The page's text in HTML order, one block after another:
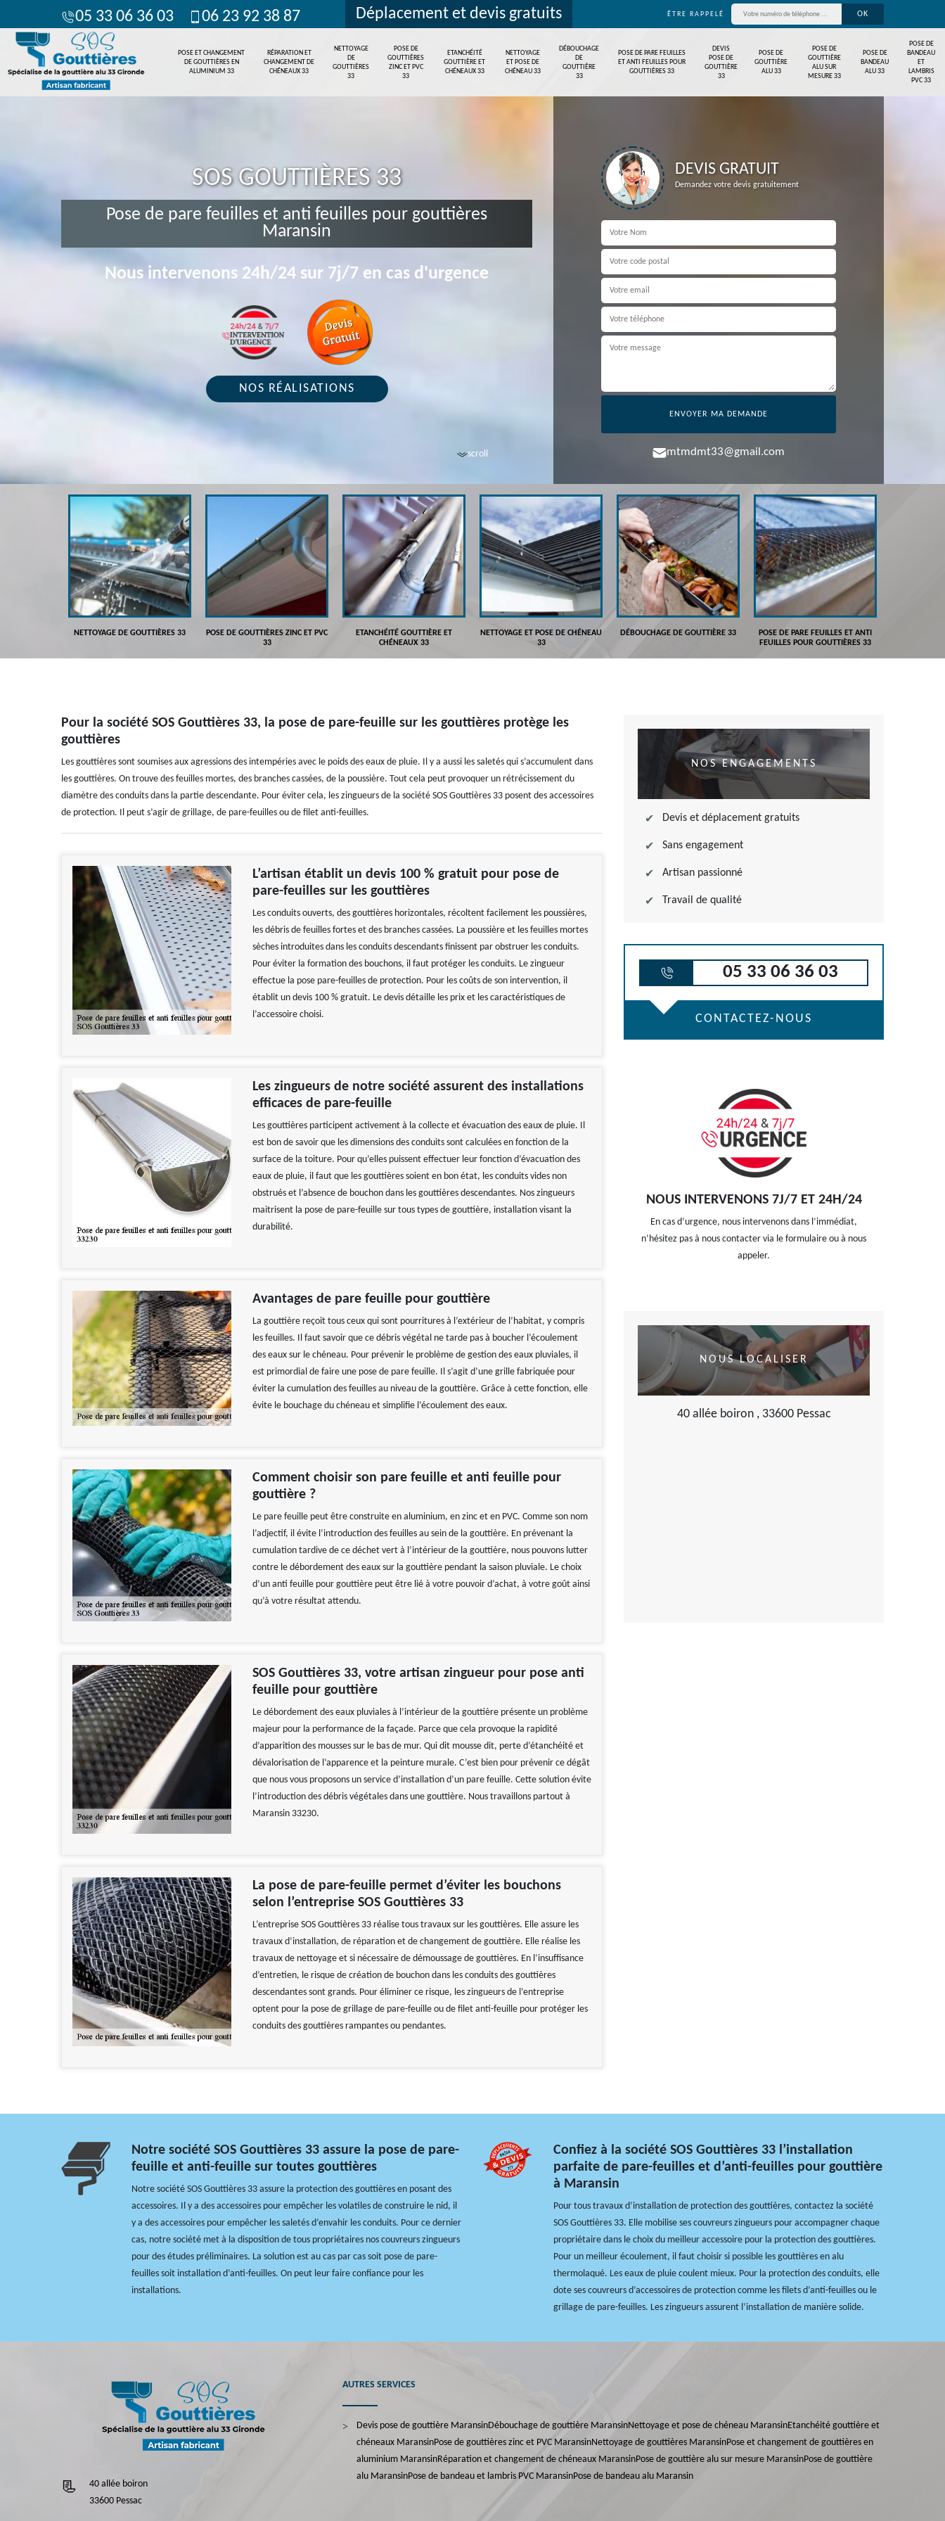
05 33 06 36 03 06 23 92 38 87 Déplacement et devis gratuits ÊTRE RAPPELÉ
POSE ET CHANGEMENT
DE GOUTTIÈRES EN
ALUMINIUM 33
RÉPARATION ET
CHANGEMENT DE
CHÉNEAUX 33
NETTOYAGE
DE
GOUTTIÈRES
33
POSE DE
GOUTTIÈRES
ZINC ET PVC
33
ETANCHÉITÉ
GOUTTIÈRE ET
CHÉNEAUX 33
NETTOYAGE
ET POSE DE
CHÉNEAU 33
DÉBOUCHAGE
DE
GOUTTIÈRE
33
POSE DE PARE FEUILLES
ET ANTI FEUILLES POUR
GOUTTIÈRES 33
DEVIS
POSE DE
GOUTTIÈRE
33
POSE DE
GOUTTIÈRE
ALU 33
POSE DE
GOUTTIÈRE
ALU SUR
MESURE 33
POSE DE
BANDEAU
ALU 33
POSE DE
BANDEAU
ET
LAMBRIS
PVC 33
scroll
SOS GOUTTIÈRES 33
Pose de pare feuilles et anti feuilles pour gouttières
Maransin
Nous intervenons 24h/24 sur 7j/7 en cas d'urgence
NOS RÉALISATIONS
DEVIS GRATUIT
Demandez votre devis gratuitement
mtmdmt33@gmail.com
NETTOYAGE DE GOUTTIÈRES 33
POSE DE GOUTTIÈRES ZINC ET PVC
33
ETANCHÉITÉ GOUTTIÈRE ET
CHÉNEAUX 33
NETTOYAGE ET POSE DE CHÉNEAU
33
DÉBOUCHAGE DE GOUTTIÈRE 33
POSE DE PARE FEUILLES ET ANTI
FEUILLES POUR GOUTTIÈRES 33
Pour la société SOS Gouttières 33, la pose de pare-feuille sur les gouttières protège les
gouttières
Les gouttières sont soumises aux agressions des intempéries avec le poids des eaux de pluie. Il y a aussi les saletés qui s’accumulent dans
les gouttières. On trouve des feuilles mortes, des branches cassées, de la poussière. Tout cela peut provoquer un rétrécissement du
diamètre des conduits dans la partie descendante. Pour éviter cela, les zingueurs de la société SOS Gouttières 33 posent des accessoires
de protection. Il peut s’agir de grillage, de pare-feuilles ou de filet anti-feuilles.
L’artisan établit un devis 100 % gratuit pour pose de
pare-feuilles sur les gouttières
Les conduits ouverts, des gouttières horizontales, récoltent facilement les poussières,
les débris de feuilles fortes et des branches cassées. La poussière et les feuilles mortes
sèches introduites dans les conduits descendants finissent par obstruer les conduits.
Pour éviter la formation des bouchons, il faut protéger les conduits. Le zingueur
effectue la pose pare-feuilles de protection. Pour les coûts de son intervention, il
établit un devis 100 % gratuit. Le devis détaille les prix et les caractéristiques de
l’accessoire choisi.
Les zingueurs de notre société assurent des installations
efficaces de pare-feuille
Les gouttières participent activement à la collecte et évacuation des eaux de pluie. Il
est bon de savoir que les dimensions des conduits sont calculées en fonction de la
surface de la toiture. Pour qu’elles puissent effectuer leur fonction d’évacuation des
eaux de pluie, il faut que les gouttières soient en bon état, les conduits vides non
obstrués et l’absence de bouchon dans les gouttières descendantes. Nos zingueurs
maitrisent la pose de pare-feuille sur tous types de gouttière, installation visant la
durabilité.
Avantages de pare feuille pour gouttière
La gouttière reçoit tous ceux qui sont pourritures à l’extérieur de l’habitat, y compris
les feuilles. Il faut savoir que ce débris végétal ne tarde pas à boucher l’écoulement
des eaux sur le chéneau. Pour prévenir le problème de gestion des eaux pluviales, il
est primordial de faire une pose de pare feuille. Il s’agit d’une grille fabriquée pour
éviter la cumulation des feuilles au niveau de la gouttière. Grâce à cette fonction, elle
évite le bouchage du chéneau et simplifie l’écoulement des eaux.
Comment choisir son pare feuille et anti feuille pour
gouttière ?
Le pare feuille peut être construite en aluminium, en zinc et en PVC. Comme son nom
l’adjectif, il évite l’introduction des feuilles au sein de la gouttière. En prévenant la
cumulation tardive de ce déchet vert à l’intérieur de la gouttière, nous pouvons lutter
contre le débordement des eaux sur la gouttière pendant la saison pluviale. Le choix
d’un anti feuille pour gouttière peut être lié à votre pouvoir d’achat, à votre goût ainsi
qu’à votre résultat attendu.
SOS Gouttières 33, votre artisan zingueur pour pose anti
feuille pour gouttière
Le débordement des eaux pluviales à l’intérieur de la gouttière présente un problème
majeur pour la performance de la façade. Parce que cela provoque la rapidité
d’apparition des mousses sur le bas de mur. Qui dit mousse dit, perte d’étanchéité et
dévalorisation de l’apparence et la peinture murale. C’est bien pour prévenir ce dégât
que nous vous proposons un service d’installation d’un pare feuille. Cette solution évite
l’introduction des débris végétales dans une gouttière. Nous travaillons partout à
Maransin 33230.
La pose de pare-feuille permet d’éviter les bouchons
selon l’entreprise SOS Gouttières 33
L’entreprise SOS Gouttières 33 réalise tous travaux sur les gouttières. Elle assure les
travaux d’installation, de réparation et de changement de gouttière. Elle réalise les
travaux de nettoyage et si nécessaire de démoussage de gouttières. En l’insuffisance
d’entretien, le risque de création de bouchon dans les conduits des gouttières
descendantes sont grands. Pour éliminer ce risque, les zingueurs de l’entreprise
optent pour la pose de grillage de pare-feuille ou de filet anti-feuille pour protéger les
conduits des gouttières rampantes ou pendantes.
NOS ENGAGEMENTS
Devis et déplacement gratuits
Sans engagement
Artisan passionné
Travail de qualité
05 33 06 36 03
CONTACTEZ-NOUS
NOUS INTERVENONS 7J/7 ET 24H/24
En cas d’urgence, nous intervenons dans l’immédiat,
n’hésitez pas à nous contacter via le formulaire ou à nous
appeler.
NOUS LOCALISER
40 allée boiron , 33600 Pessac
Notre société SOS Gouttières 33 assure la pose de pare-
feuille et anti-feuille sur toutes gouttières
Notre société SOS Gouttières 33 assure la protection des gouttières en posant des
accessoires. Il y a des accessoires pour empêcher les volatiles de construire le nid, il
y a des accessoires pour empêcher les saletés d’envahir les conduits. Pour ce dernier
cas, notre société met à la disposition de tous propriétaires nos couvreurs zingueurs
pour des études préliminaires. La solution est au cas par cas soit pose de pare-
feuilles soit installation d’anti-feuilles. On peut leur faire confiance pour les
installations.
Confiez à la société SOS Gouttières 33 l’installation
parfaite de pare-feuilles et d’anti-feuilles pour gouttière
à Maransin
Pour tous travaux d’installation de protection des gouttières, contactez la société
SOS Gouttières 33. Elle mobilise ses couvreurs zingueurs pour accompagner chaque
propriétaire dans le choix du meilleur accessoire pour la protection des gouttières.
Pour un meilleur écoulement, il faut choisir si possible les gouttières en alu
thermolaqué. Les eaux de pluie coulent mieux. Pour la protection des conduits, elle
dote ses couvreurs d’accessoires de protection comme les filets d’anti-feuilles ou le
grillage de pare-feuilles. Les zingueurs assurent l’installation de manière solide.
40 allée boiron
33600 Pessac
AUTRES SERVICES
Devis pose de gouttière MaransinDébouchage de gouttière MaransinNettoyage et pose de chéneau MaransinEtanchéité gouttière et
chéneaux MaransinPose de gouttières zinc et PVC MaransinNettoyage de gouttières MaransinPose et changement de gouttières en
aluminium MaransinRéparation et changement de chéneaux MaransinPose de gouttière alu sur mesure MaransinPose de gouttière
alu MaransinPose de bandeau et lambris PVC MaransinPose de bandeau alu Maransin